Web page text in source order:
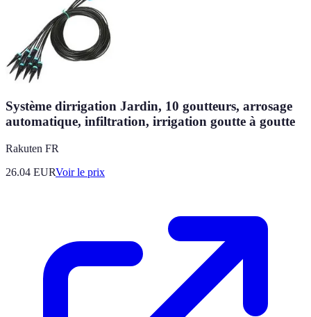
Système dirrigation Jardin, 10 goutteurs, arrosage
automatique, infiltration, irrigation goutte à goutte
Rakuten FR
26.04 EURVoir le prix